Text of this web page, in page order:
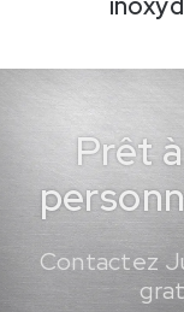
Prêt
Contactez